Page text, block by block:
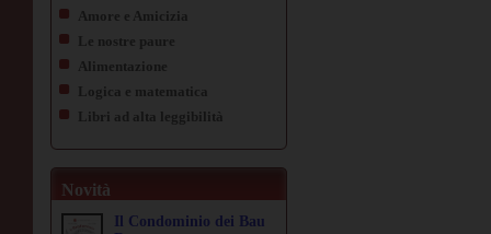
Amore e Amicizia
Le nostre paure
Alimentazione
Logica e matematica
Libri ad alta leggibilità
Novità
Il Condominio dei Bau